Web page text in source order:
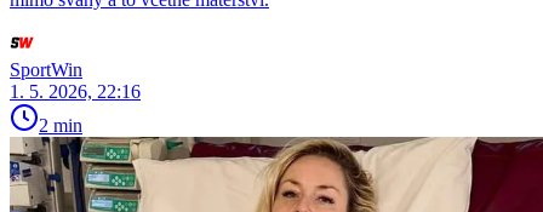
SportWin
1. 5. 2026, 22:16
2 min